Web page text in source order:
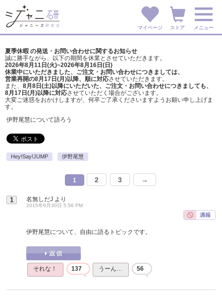
マイページ ストア メニュー
夏季休暇 の発送・お問い合わせに関するお知らせ
誠に勝手ながら、以下の期間を休業とさせていただきます。
2026年8月11日(火)~2026年8月16日(日)
休業中にいただきました、ご注文・お問い合わせにつきましては、
営業再開の8月17日(月)以降、順に対応させていただきます。
また、 8月8日(土)以降にいただいた、ご注文・ お問い合わせにつきましても、
8月17日(月)以降に対応させていただく場合がございます。
大変ご迷惑をおかけしますが、 何卒ご了承くださいますようお願い申し上げま
す。
伊野尾慧について語ろう
Hey!Say!JUMP 伊野尾慧
1 2 3 →
1 名無しだJ より
2015年9月30日 5:56 PM
伊野尾慧について、自由に語るトピックです。
それな！ 137 うーん… 56